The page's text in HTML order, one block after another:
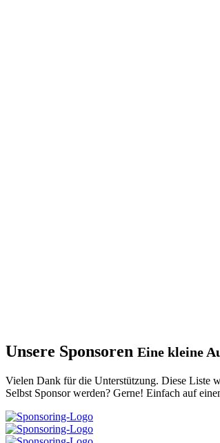
Unsere Sponsoren Eine kleine
Vielen Dank für die Unterstützung. Diese Liste
Selbst Sponsor werden? Gerne! Einfach auf